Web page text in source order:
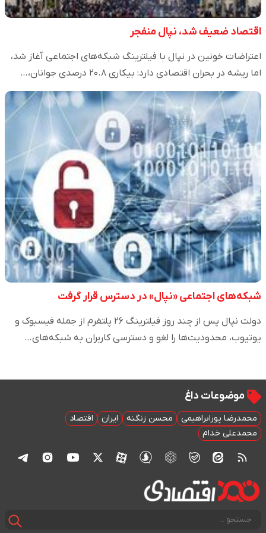
اقتصاد ضعیف شد، نپال منفجر
اعتراضات خونین در نپال با فیلترینگ شبکه‌های اجتماعی آغاز شد،
اما ریشه در بحران اقتصادی دارد: بیکاری ۲۰.۸ درصدی جوانان،…
شبکه‌های اجتماعی «نپال» در دسترس قرار گرفت
دولت نپال پس از چند روز فیلترینگ ۲۶ پلتفرم از جمله فیسبوک و
یوتیوب، محدودیت‌ها را لغو و دسترسی کاربران به شبکه‌های…
موضوعات داغ
محمدرضا پورابراهیمی محسن زنگنه ایران
اقتصاد
محمدعلی خدام